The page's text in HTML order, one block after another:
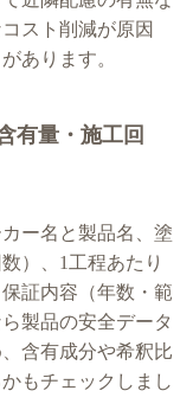
スト削減が原因
あります。
有量・施工回
ー名と製品名、塗
）、1工程あたり
証内容（年数・範
製品の安全データ
含有成分や希釈比
もチェックしまし